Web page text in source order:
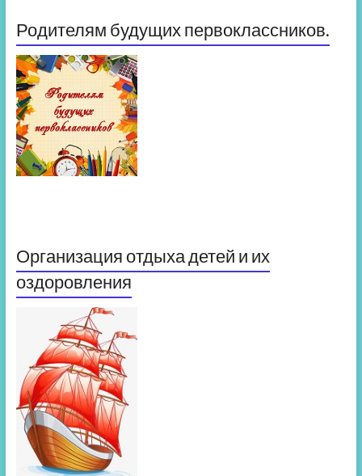
Родителям будущих первоклассников.
Организация отдыха детей и их
оздоровления